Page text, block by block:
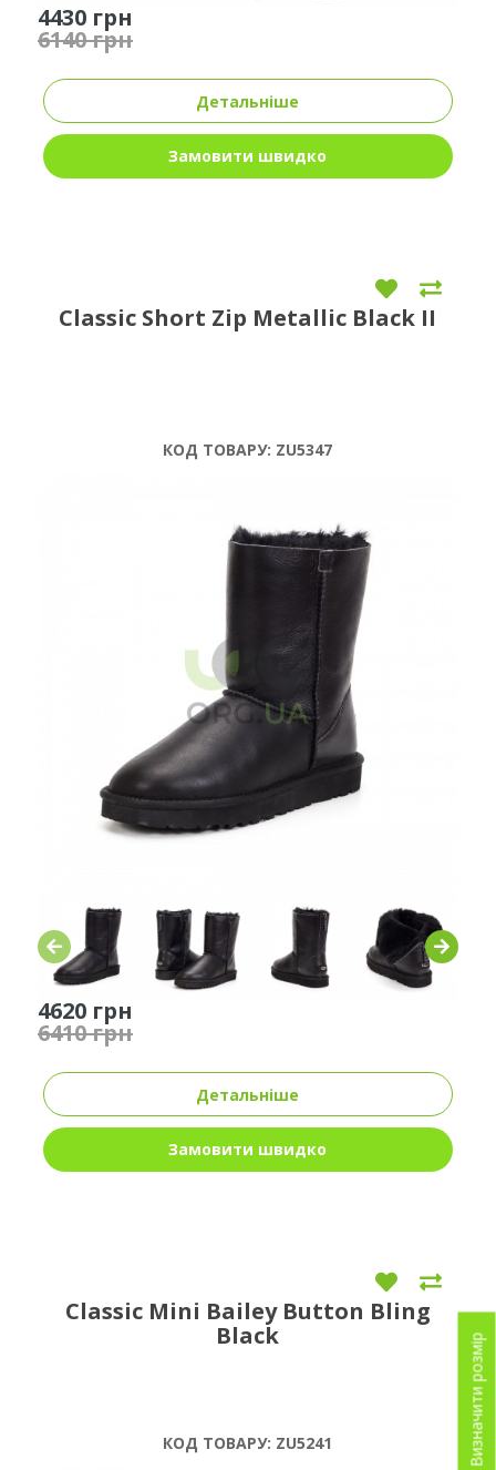
4430 грн
6140 грн
Детальніше
Замовити швидко
Classic Short Zip Metallic Black II
КОД ТОВАРУ: ZU5347
4620 грн
6410 грн
Детальніше
Замовити швидко
Classic Mini Bailey Button Bling
Black
КОД ТОВАРУ: ZU5241 Визначити розмір